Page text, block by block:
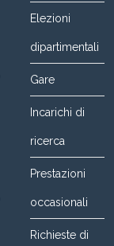
Elezioni
dipartimentali
Gare
Incarichi di
ricerca
Prestazioni
occasionali
Richieste di